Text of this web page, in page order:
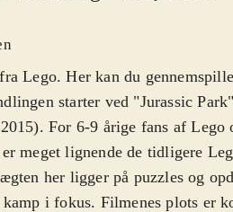
Lego. Her kan du
starter ved "Jurassic
For 6-9 årige fans af Lego
meget lignende de tidligere
her ligger på puzzles og
i fokus. Filmenes plots er